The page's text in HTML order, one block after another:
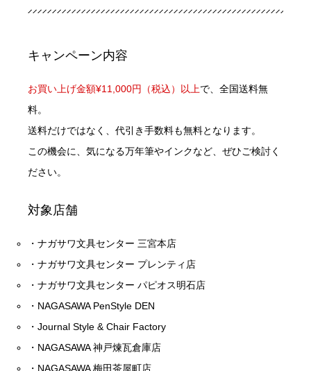
キャンペーン内容
お買い上げ金額¥11,000円（税込）以上で、全国送料無
料。
送料だけではなく、代引き手数料も無料となります。
この機会に、気になる万年筆やインクなど、ぜひご検討く
ださい。
対象店舗
・ナガサワ文具センター 三宮本店
・ナガサワ文具センター プレンティ店
・ナガサワ文具センター パピオス明石店
・NAGASAWA PenStyle DEN
・Journal Style & Chair Factory
・NAGASAWA 神戸煉瓦倉庫店
・NAGASAWA 梅田茶屋町店